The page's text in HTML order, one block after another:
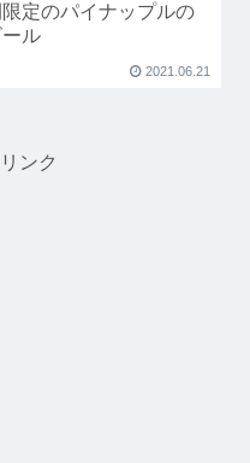
限定のパイナップルの
ール
2021.06.21
ンク